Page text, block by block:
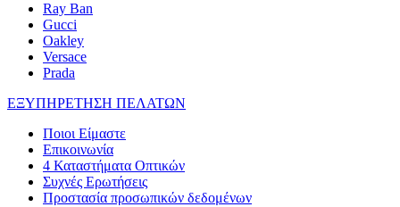
Ray Ban
Gucci
Oakley
Versace
Prada
ΕΞΥΠΗΡΕΤΗΣΗ ΠΕΛΑΤΩΝ
Ποιοι Είμαστε
Επικοινωνία
4 Καταστήματα Οπτικών
Συχνές Ερωτήσεις
Προστασία προσωπικών δεδομένων